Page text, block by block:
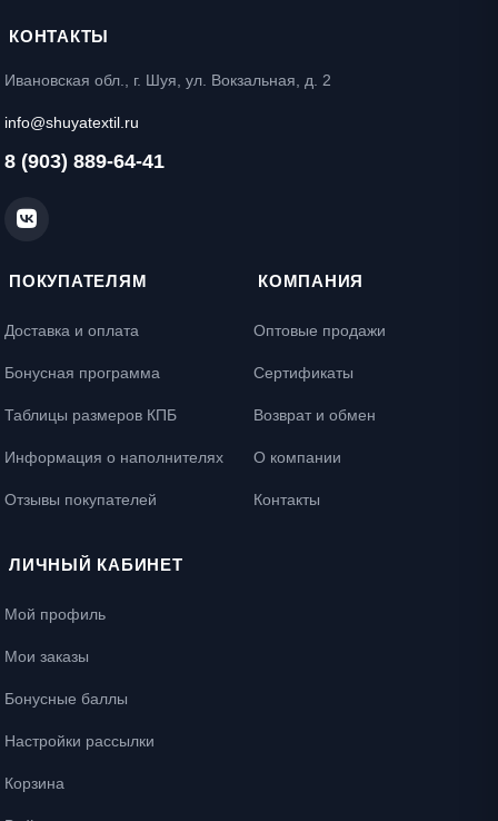
КОНТАКТЫ
Ивановская обл., г. Шуя, ул. Вокзальная, д. 2
info@shuyatextil.ru
8 (903) 889-64-41
ПОКУПАТЕЛЯМ
Доставка и оплата
Бонусная программа
Таблицы размеров КПБ
Информация о наполнителях
Отзывы покупателей
КОМПАНИЯ
Оптовые продажи
Сертификаты
Возврат и обмен
О компании
Контакты
ЛИЧНЫЙ КАБИНЕТ
Мой профиль
Мои заказы
Бонусные баллы
Настройки рассылки
Корзина